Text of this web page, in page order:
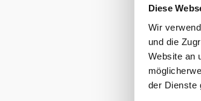
Diese
Wir
und die
Website an
der Dienste